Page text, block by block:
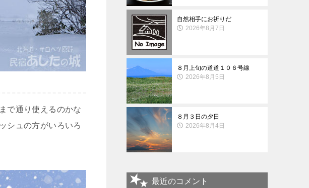
で通り使えるのかな
シュの方がいろいろ
自然相手にお祈りだ
2026年8月7日
８月上旬の道道１０６号線
2026年8月5日
８月３日の夕日
2026年8月4日
最近のコメント